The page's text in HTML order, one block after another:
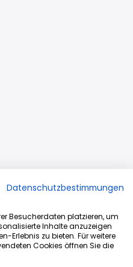
Datenschutzbestimmungen
Besucherdaten platzieren, um
Inhalte anzuzeigen
Erlebnis zu bieten. Für weitere
Cookies öffnen Sie die